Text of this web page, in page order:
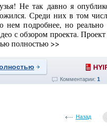
Не так давно я
Среди них в том
о нем подробнее, но
с обзором проекта.
полностью >>
Комментарии: 1
Назад